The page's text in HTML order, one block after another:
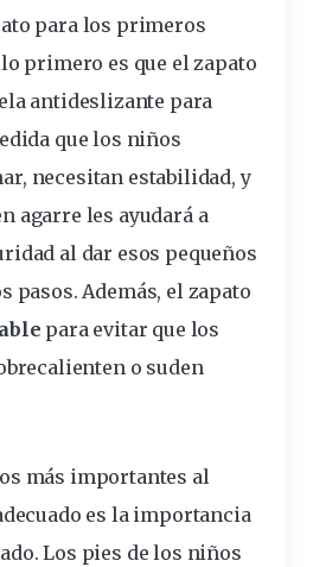
para los primeros
lo primero es que el zapato
antideslizante para
que los niños
necesitan estabilidad, y
agarre les ayudará a
al dar esos pequeños
pasos. Además, el zapato
para evitar que los
o suden
más importantes al
es la importancia
Los pies de los niños